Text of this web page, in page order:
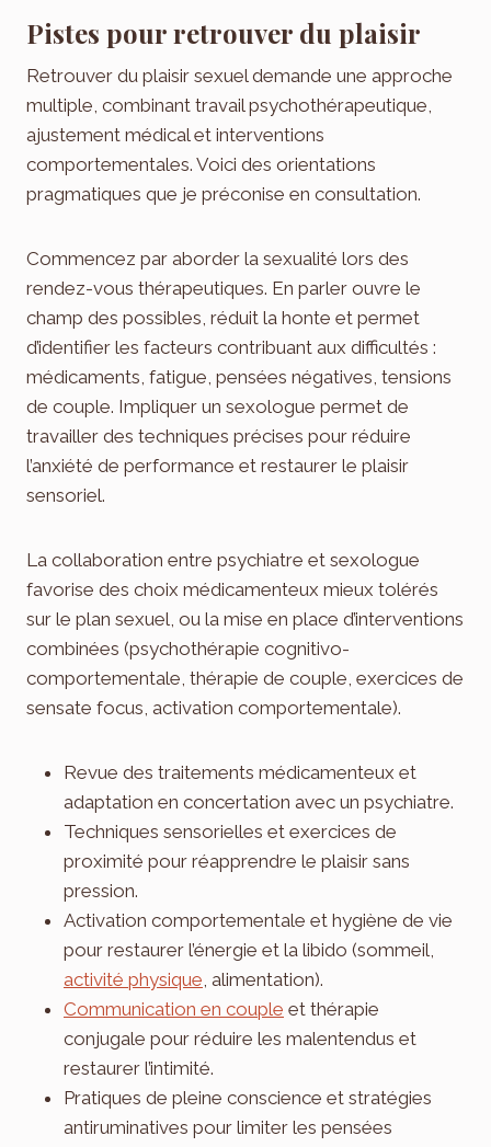
Pistes pour retrouver du plaisir
Retrouver du plaisir sexuel demande une approche
multiple, combinant travail psychothérapeutique,
ajustement médical et interventions
comportementales. Voici des orientations
pragmatiques que je préconise en consultation.
Commencez par aborder la sexualité lors des
rendez-vous thérapeutiques. En parler ouvre le
champ des possibles, réduit la honte et permet
d’identifier les facteurs contribuant aux difficultés :
médicaments, fatigue, pensées négatives, tensions
de couple. Impliquer un sexologue permet de
travailler des techniques précises pour réduire
l’anxiété de performance et restaurer le plaisir
sensoriel.
La collaboration entre psychiatre et sexologue
favorise des choix médicamenteux mieux tolérés
sur le plan sexuel, ou la mise en place d’interventions
combinées (psychothérapie cognitivo-
comportementale, thérapie de couple, exercices de
sensate focus, activation comportementale).
Revue des traitements médicamenteux et
adaptation en concertation avec un psychiatre.
Techniques sensorielles et exercices de
proximité pour réapprendre le plaisir sans
pression.
Activation comportementale et hygiène de vie
pour restaurer l’énergie et la libido (sommeil,
activité physique, alimentation).
Communication en couple et thérapie
conjugale pour réduire les malentendus et
restaurer l’intimité.
Pratiques de pleine conscience et stratégies
antiruminatives pour limiter les pensées